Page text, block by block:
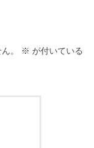
。 ※ が付いている